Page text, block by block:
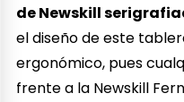
de Newskill
el diseño de este
ergonómico, pues
frente a la Newskill